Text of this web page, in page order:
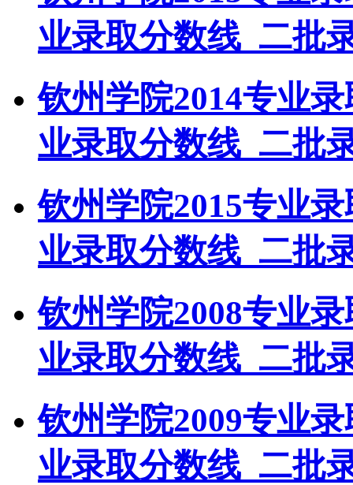
业录取分数线_二批
钦州学院2014专业
业录取分数线_二批
钦州学院2015专业
业录取分数线_二批
钦州学院2008专业
业录取分数线_二批
钦州学院2009专业
业录取分数线_二批